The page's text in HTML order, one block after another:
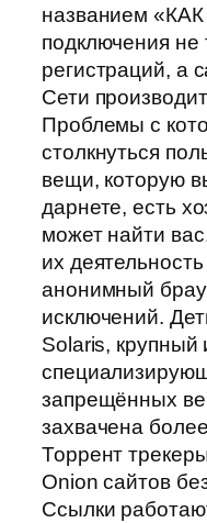
названием «КАК
подключения не
регистраций, а
Сети
Проблемы с
столкнуться
вещи, которую
дарнете, есть
может найти
их
анонимный
исключений.
Solaris, крупный
запрещённых
захвачена
Торрент
Onion сайтов
Ссылки